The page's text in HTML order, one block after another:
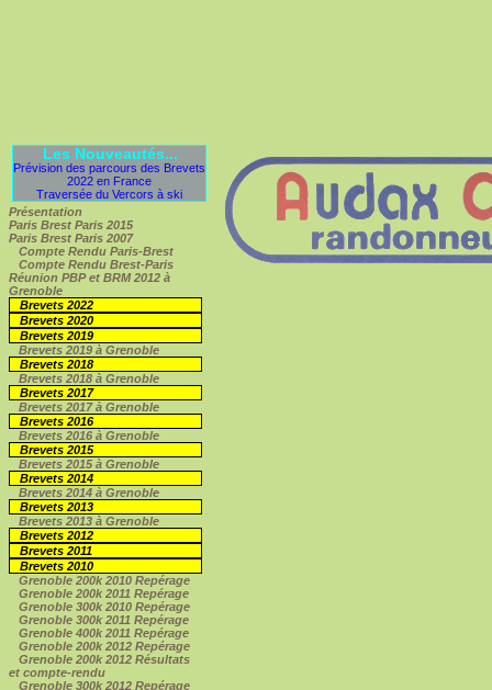
Les Nouveautés...
Prévision des parcours des Brevets
2022 en France
Traversée du Vercors à ski
Présentation
Paris Brest Paris 2015
Paris Brest Paris 2007
Compte Rendu Paris-Brest
Compte Rendu Brest-Paris
Réunion PBP et BRM 2012 à
Grenoble
Brevets 2022
Brevets 2020
Brevets 2019
Brevets 2019 à Grenoble
Brevets 2018
Brevets 2018 à Grenoble
Brevets 2017
Brevets 2017 à Grenoble
Brevets 2016
Brevets 2016 à Grenoble
Brevets 2015
Brevets 2015 à Grenoble
Brevets 2014
Brevets 2014 à Grenoble
Brevets 2013
Brevets 2013 à Grenoble
Brevets 2012
Brevets 2011
Brevets 2010
Grenoble 200k 2010 Repérage
Grenoble 200k 2011 Repérage
Grenoble 300k 2010 Repérage
Grenoble 300k 2011 Repérage
Grenoble 400k 2011 Repérage
Grenoble 200k 2012 Repérage
Grenoble 200k 2012 Résultats
et compte-rendu
Grenoble 300k 2012 Repérage